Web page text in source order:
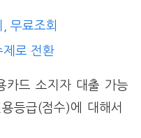
무료조회
제로 전환
카드 소지자 대출 가능
등급(점수)에 대해서